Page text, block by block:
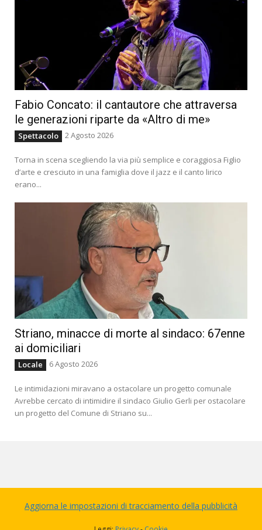
Fabio Concato: il cantautore che attraversa
le generazioni riparte da «Altro di me»
Spettacolo 2 Agosto 2026
Torna in scena scegliendo la via più semplice e coraggiosa Figlio
d’arte e cresciuto in una famiglia dove il jazz e il canto lirico
erano...
Striano, minacce di morte al sindaco: 67enne
ai domiciliari
Locale 6 Agosto 2026
Le intimidazioni miravano a ostacolare un progetto comunale
Avrebbe cercato di intimidire il sindaco Giulio Gerli per ostacolare
un progetto del Comune di Striano su...
Aggiorna le impostazioni di tracciamento della pubblicità